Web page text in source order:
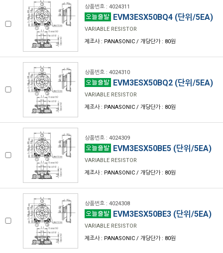
상품번호 : 4024311
EVM3ESX50BQ4 (단위/5EA)
VARIABLE RESISTOR
제조사 : PANASONIC / 개당단가 : 80원
상품번호 : 4024310
EVM3ESX50BQ2 (단위/5EA)
VARIABLE RESISTOR
제조사 : PANASONIC / 개당단가 : 80원
상품번호 : 4024309
EVM3ESX50BE5 (단위/5EA)
VARIABLE RESISTOR
제조사 : PANASONIC / 개당단가 : 80원
상품번호 : 4024308
EVM3ESX50BE3 (단위/5EA)
VARIABLE RESISTOR
제조사 : PANASONIC / 개당단가 : 80원